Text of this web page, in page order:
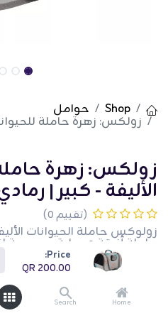
Price:
200.00
Home
Search
Shop حوامل
زولكس: زهرة حاملة
زولكس: زهرة
الأليفة - كبير |
(تقييم 0)
زولوكس حاملة الحيوانات
حاملة أنيقة وعملية مصممة
وراحة. تتميز هذه الحاملة
لضمان راحة حيوانك الأليف.
من الأناقة، والحجم الكبير
هذا المنتج مثالي لأصحاب
عن حاملة موثوقة وعصرية